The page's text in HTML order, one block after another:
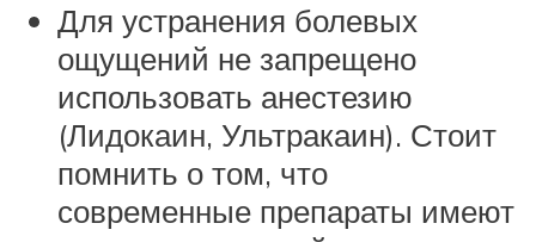
Для устранения болевых
ощущений не запрещено
использовать анестезию
(Лидокаин, Ультракаин). Стоит
помнить о том, что
современные препараты имеют